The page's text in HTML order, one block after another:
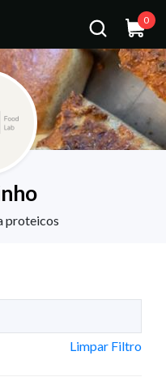
0
proteicos
Limpar Filtro